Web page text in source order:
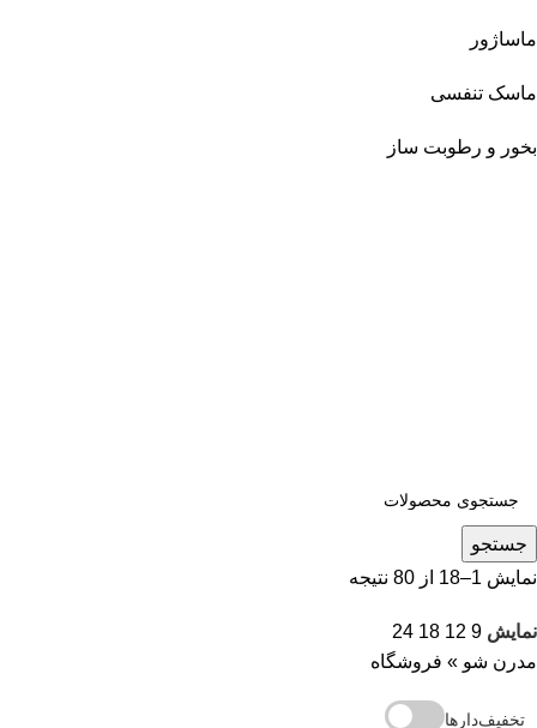
ماساژور
ماسک تنفسی
بخور و رطوبت ساز
جستجو
نمایش 1–18 از 80 نتیجه
نمایش 9
12
18
24
مدرن شو » فروشگاه
تخفیف‌دارها